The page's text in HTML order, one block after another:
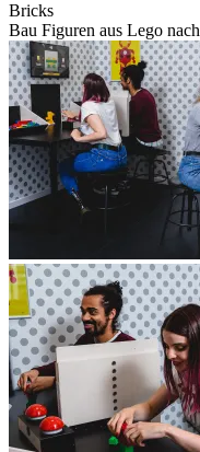
Bricks
Bau Figuren aus Lego nach